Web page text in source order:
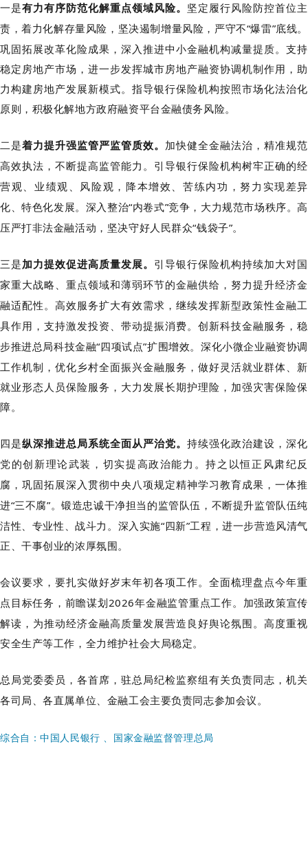
一是有力有序防范化解重点领域风险。 坚定履行风险防控首位主
责，着力化解存量风险，坚决遏制增量风险，严守不“爆雷”底线。
巩固拓展改革化险成果，深入推进中小金融机构减量提质。支持
稳定房地产市场，进一步发挥城市房地产融资协调机制作用，助
力构建房地产发展新模式。指导银行保险机构按照市场化法治化
原则，积极化解地方政府融资平台金融债务风险。
二是着力提升强监管严监管质效。 加快健全金融法治，精准规范
高效执法，不断提高监管能力。引导银行保险机构树牢正确的经
营观、业绩观、风险观，降本增效、苦练内功，努力实现差异
化、特色化发展。深入整治“内卷式”竞争，大力规范市场秩序。高
压严打非法金融活动，坚决守好人民群众“钱袋子”。
三是加力提效促进高质量发展。 引导银行保险机构持续加大对国
家重大战略、重点领域和薄弱环节的金融供给，努力提升经济金
融适配性。高效服务扩大有效需求，继续发挥新型政策性金融工
具作用，支持激发投资、带动提振消费。创新科技金融服务，稳
步推进总局科技金融“四项试点”扩围增效。深化小微企业融资协调
工作机制，优化乡村全面振兴金融服务，做好灵活就业群体、新
就业形态人员保险服务，大力发展长期护理险，加强灾害保险保
障。
四是纵深推进总局系统全面从严治党。 持续强化政治建设，深化
党的创新理论武装，切实提高政治能力。持之以恒正风肃纪反
腐，巩固拓展深入贯彻中央八项规定精神学习教育成果，一体推
进“三不腐”。锻造忠诚干净担当的监管队伍，不断提升监管队伍纯
洁性、专业性、战斗力。深入实施“四新”工程，进一步营造风清气
正、干事创业的浓厚氛围。
会议要求，要扎实做好岁末年初各项工作。全面梳理盘点今年重
点目标任务，前瞻谋划2026年金融监管重点工作。加强政策宣传
解读，为推动经济金融高质量发展营造良好舆论氛围。高度重视
安全生产等工作，全力维护社会大局稳定。
总局党委委员，各首席，驻总局纪检监察组有关负责同志，机关
各司局、各直属单位、金融工会主要负责同志参加会议。
综合自：中国人民银行 、 国家金融监督管理总局